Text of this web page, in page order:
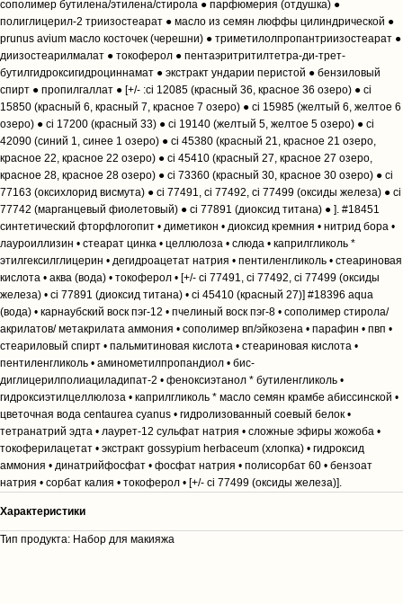
сополимер бутилена/этилена/стирола ● парфюмерия (отдушка) ●
полиглицерил-2 триизостеарат ● масло из семян люффы цилиндрической ●
prunus avium масло косточек (черешни) ● триметилолпропантриизостеарат ●
диизостеарилмалат ● токоферол ● пентаэритритилтетра-ди-трет-
бутилгидроксигидроциннамат ● экстракт ундарии перистой ● бензиловый
спирт ● пропилгаллат ● [+/- :ci 12085 (красный 36, красное 36 озеро) ● ci
15850 (красный 6, красный 7, красное 7 озеро) ● ci 15985 (желтый 6, желтое 6
озеро) ● ci 17200 (красный 33) ● ci 19140 (желтый 5, желтое 5 озеро) ● ci
42090 (синий 1, синее 1 озеро) ● ci 45380 (красный 21, красное 21 озеро,
красное 22, красное 22 озеро) ● ci 45410 (красный 27, красное 27 озеро,
красное 28, красное 28 озеро) ● ci 73360 (красный 30, красное 30 озеро) ● ci
77163 (оксихлорид висмута) ● ci 77491, ci 77492, ci 77499 (оксиды железа) ● ci
77742 (марганцевый фиолетовый) ● ci 77891 (диоксид титана) ● ]. #18451
синтетический фторфлогопит • диметикон • диоксид кремния • нитрид бора •
лауроиллизин • стеарат цинка • целлюлоза • слюда • каприлгликоль *
этилгексилглицерин • дегидроацетат натрия • пентиленгликоль • стеариновая
кислота • аква (вода) • токоферол • [+/- ci 77491, ci 77492, ci 77499 (оксиды
железа) • ci 77891 (диоксид титана) • ci 45410 (красный 27)] #18396 aqua
(вода) • карнаубский воск пэг-12 • пчелиный воск пэг-8 • сополимер стирола/
акрилатов/ метакрилата аммония • сополимер вп/эйкозена • парафин • пвп •
стеариловый спирт • пальмитиновая кислота • стеариновая кислота •
пентиленгликоль • аминометилпропандиол • бис-
диглицерилполиациладипат-2 • феноксиэтанол * бутиленгликоль •
гидроксиэтилцеллюлоза • каприлгликоль * масло семян крамбе абиссинской •
цветочная вода centaurea cyanus • гидролизованный соевый белок •
тетранатрий эдта • лаурет-12 сульфат натрия • сложные эфиры жожоба •
токоферилацетат • экстракт gossypium herbaceum (хлопка) • гидроксид
аммония • динатрийфосфат • фосфат натрия • полисорбат 60 • бензоат
натрия • сорбат калия • токоферол • [+/- ci 77499 (оксиды железа)].
Характеристики
Тип продукта: Набор для макияжа